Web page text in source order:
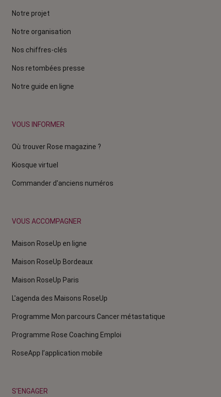
Notre projet
Notre organisation
Nos chiffres-clés
Nos retombées presse
Notre guide en ligne
VOUS INFORMER
Où trouver Rose magazine ?
Kiosque virtuel
Commander d'anciens numéros
VOUS ACCOMPAGNER
Maison RoseUp en ligne
Maison RoseUp Bordeaux
Maison RoseUp Paris
L'agenda des Maisons RoseUp
Programme Mon parcours Cancer métastatique
Programme Rose Coaching Emploi
RoseApp l’application mobile
S'ENGAGER